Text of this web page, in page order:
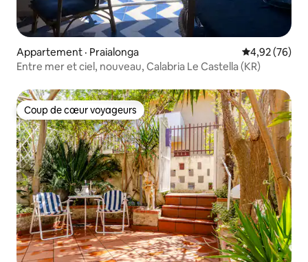
Appartement · Praialonga Note
4,92 (76)
Entre mer et ciel, nouveau, Calabria Le Castella (KR)
Coup de cœur voyageurs
Coup de cœur voyageurs